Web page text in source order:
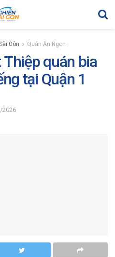
Gòn Quán Ăn Ngon
quán bia
tại Quận 1
2026